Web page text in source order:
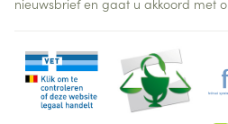
nieuwsbrief en gaat u akkoord met